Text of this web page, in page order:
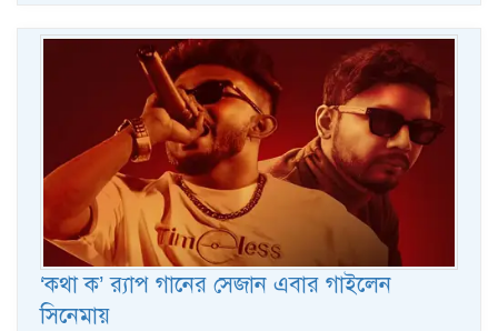
‘কথা ক’ র‍্যাপ গানের সেজান এবার গাইলেন
সিনেমায়